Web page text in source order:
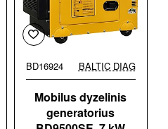
-16%
BD16924 BALTIC DIAG
Mobilus dyzelinis
generatorius